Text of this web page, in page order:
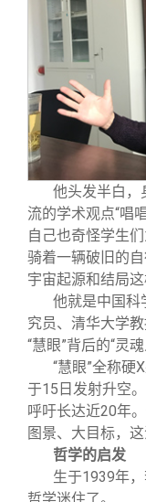
他头发半白，
流的学术观点“唱
自己也奇怪学生
骑着一辆破旧的
宇宙起源和结局
他就是中国科
究员、清华大学
“慧眼”背后的“灵魂
“慧眼”全称硬
于15日发射升空
呼吁长达近20年
图景、大目标，
哲学的启发
生于1939年